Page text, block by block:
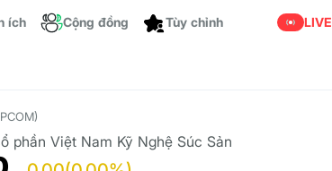
ích
Cộng đồng
LIVE
phần Việt Nam Kỹ Nghệ Súc Sản